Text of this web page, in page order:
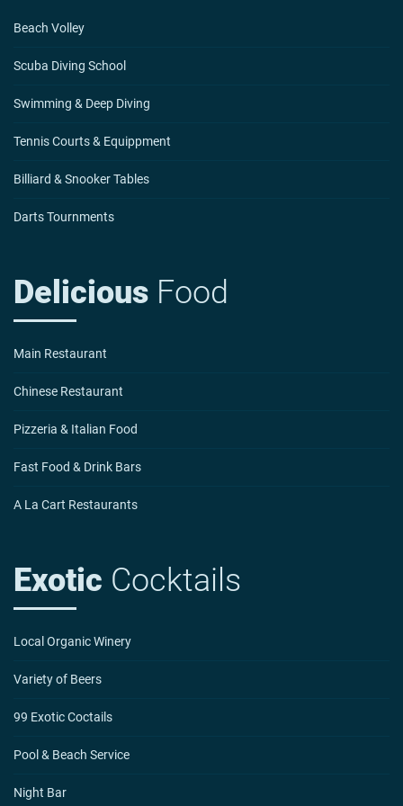
Beach Volley
Scuba Diving School
Swimming & Deep Diving
Tennis Courts & Equippment
Billiard & Snooker Tables
Darts Tournments
Delicious Food
Main Restaurant
Chinese Restaurant
Pizzeria & Italian Food
Fast Food & Drink Bars
A La Cart Restaurants
Exotic Cocktails
Local Organic Winery
Variety of Beers
99 Exotic Coctails
Pool & Beach Service
Night Bar